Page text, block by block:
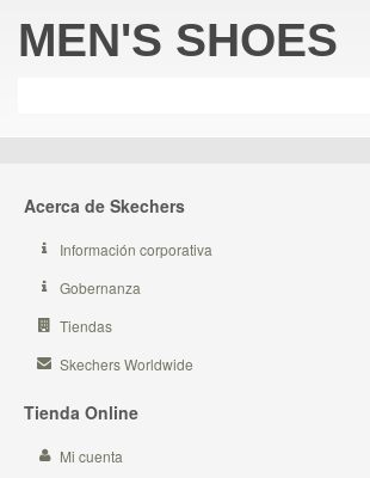
MEN'S SHOES
Acerca de Skechers
Información corporativa
Gobernanza
Tiendas
Skechers Worldwide
Tienda Online
Mi cuenta